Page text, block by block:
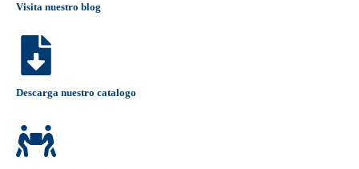
Visita nuestro blog
Descarga nuestro catalogo